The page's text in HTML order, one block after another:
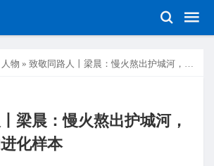
人物 » 致敬同路人丨梁晨：慢火熬出护城河，南京凌晟的进化样本
梁晨：慢火熬出护城河，
化样本